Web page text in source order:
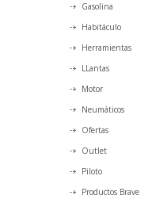
Gasolina
Habitáculo
Herramientas
LLantas
Motor
Neumáticos
Ofertas
Outlet
Piloto
Productos Brave